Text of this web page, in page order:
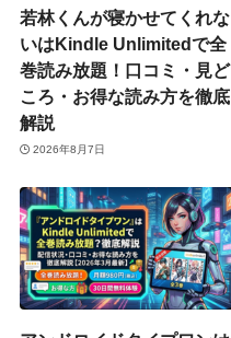
若林くんが寝かせてくれな
いはKindle Unlimitedで全
巻読み放題！口コミ・見ど
ころ・お得な読み方を徹底
解説
2026年8月7日